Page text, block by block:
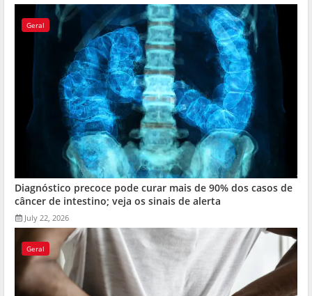
Geral
Diagnóstico precoce pode curar mais de 90% dos casos de
câncer de intestino; veja os sinais de alerta
July 22, 2026
Geral